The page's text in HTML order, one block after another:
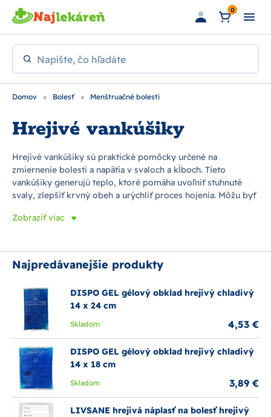
Preskočiť na hlavný obsah 0
Napíšte, čo hľadáte
Domov Bolesť Menštruačné bolesti
Hrejivé vankúšiky
Hrejivé vankúšiky sú praktické pomôcky určené na
zmiernenie bolesti a napätia v svaloch a kĺboch. Tieto
vankúšiky generujú teplo, ktoré pomáha uvoľniť stuhnuté
svaly, zlepšiť krvný obeh a urýchliť proces hojenia. Môžu byť
semienka, a niektoré sa aktivujú chemickou reakciou. Hrejivé
v rôznych veľkostiach a tvaroch, aby sa prispôsobili rôznym
častiam tela. Použitie je jednoduché - stačí ich zahriať v
elektrické vankúšiky. Pri pravidelnom používaní je dôležité
dodržiavať pokyny výrobcu, aby sa predišlo popáleninám
alebo iným zraneniam.
Zobraziť viac
Najpredávanejšie produkty
DISPO GEL gélový obklad hrejivý chladivý
14 x 24 cm
Skladom 4,53 €
DISPO GEL gélový obklad hrejivý chladivý
14 x 18 cm
Skladom 3,89 €
LIVSANE hrejivá náplasť na bolesť hrejivý